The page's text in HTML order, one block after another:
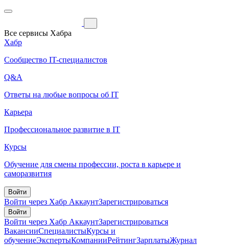
Все сервисы Хабра
Хабр
Сообщество IT-специалистов
Q&A
Ответы на любые вопросы об IT
Карьера
Профессиональное развитие в IT
Курсы
Обучение для смены профессии, роста в карьере и
саморазвития
Войти
Войти через Хабр АккаунтЗарегистрироваться
Войти
Войти через Хабр АккаунтЗарегистрироваться
ВакансииСпециалистыКурсы и
обучениеЭкспертыКомпанииРейтингЗарплатыЖурнал